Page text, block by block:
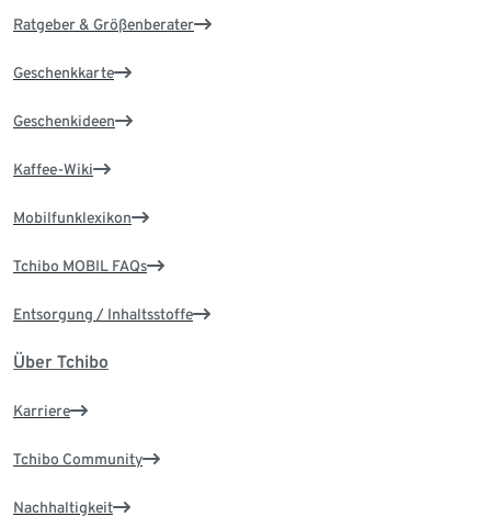
Ratgeber & Größenberater
Geschenkkarte
Geschenkideen
Kaffee-Wiki
Mobilfunklexikon
Tchibo MOBIL FAQs
Entsorgung / Inhaltsstoffe
Über Tchibo
Karriere
Tchibo Community
Nachhaltigkeit